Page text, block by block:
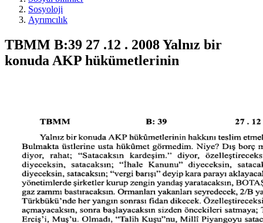
Sosyoloji
Ayrımcılık
TBMM B:39 27 .12 . 2008 Yalnız bir
konuda AKP hükümetlerinin